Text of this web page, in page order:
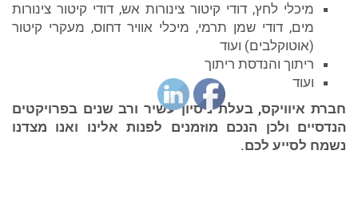
מיכלי לחץ, דודי קיטור צינורות אש, דודי קיטור צינורות
מים, דודי שמן תרמי, מיכלי אוויר דחוס, מעקרי קיטור
(אוטוקלבים) ועוד
ריתוך והנדסת ריתוך
ועוד
חברת איוויקס, בעלת ניסיון עשיר ורב שנים בפרויקטים
הנדסיים ולכן הנכם מוזמנים לפנות אלינו ואנו מצדנו
נשמח לסייע לכם.